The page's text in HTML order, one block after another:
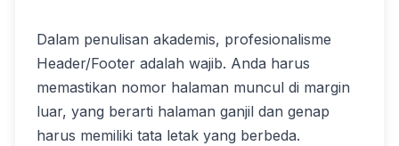
Dalam penulisan akademis, profesionalisme
Header/Footer adalah wajib. Anda harus
memastikan nomor halaman muncul di margin
luar, yang berarti halaman ganjil dan genap
harus memiliki tata letak yang berbeda.